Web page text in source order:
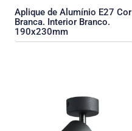
Aplique de Alumínio E27 Cor
Branca. Interior Branco.
190x230mm